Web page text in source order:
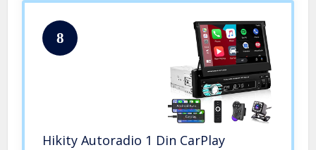
8
Hikity Autoradio 1 Din CarPlay